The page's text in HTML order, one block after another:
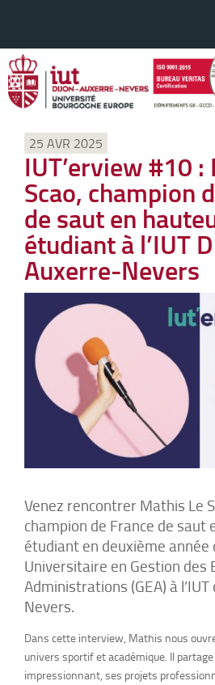
25 AVR 2025
IUT’erview #10
Scao, champion
de saut en
étudiant à l’IUT
Auxerre-Nevers
Venez rencontrer Mathis Le
champion de France de saut
étudiant en deuxième année
Universitaire en Gestion des
Administrations (GEA) à
Nevers.
Dans cette interview, Mathis nous
univers sportif et académique. Il
impressionnant, ses projets